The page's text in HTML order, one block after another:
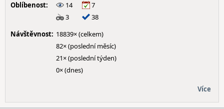
Oblíbenost:
14
7
3
38
Návštěvnost: 18839× (celkem)
82× (poslední měsíc)
21× (poslední týden)
0× (dnes)
Více